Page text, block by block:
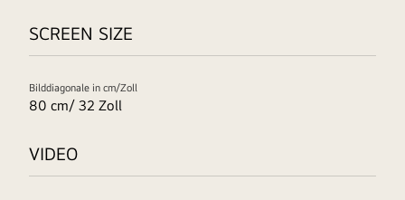
SCREEN SIZE
Bilddiagonale in cm/Zoll
80 cm/ 32 Zoll
VIDEO